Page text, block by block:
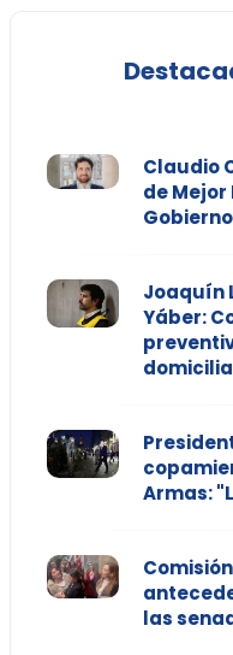
Claudio
de
Gobierno
Joaquín
Yáber:
Armas:
las